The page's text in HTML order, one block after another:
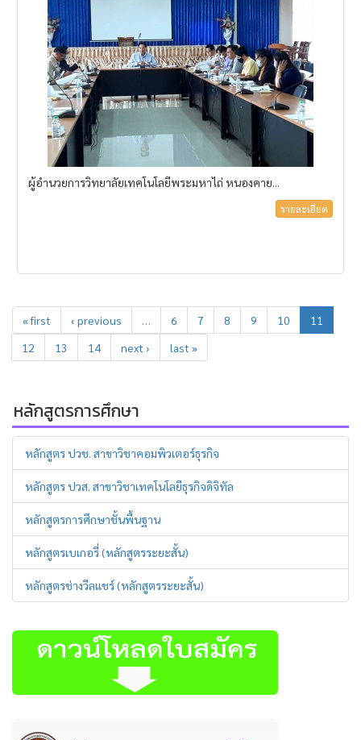
ผู้อำนวยการวิทยาลัยเทคโนโลยีพระมหาไถ่ หนองคาย...
รายละเอียด
« first ‹ previous … 6 7 8 9 10
11
12
13 14 next › last »
หลักสูตรการศึกษา
หลักสูตร ปวช. สาขาวิชาคอมพิวเตอร์ธุรกิจ
หลักสูตร ปวส. สาขาวิชาเทคโนโลยีธุรกิจดิจิทัล
หลักสูตรการศึกษาชั้นพื้นฐาน
หลักสูตรเบเกอรี่ (หลักสูตรระยะสั้น)
หลักสูตรช่างวีลแชร์ (หลักสูตรระยะสั้น)